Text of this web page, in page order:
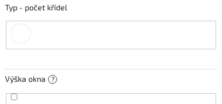
Typ - počet křídel
Výška okna ?